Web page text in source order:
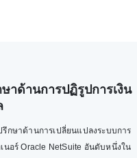
าด้านการปฏิรูปการเงิน
กษาด้านการเปลี่ยนแปลงระบบการ
นอร์ Oracle NetSuite อันดับหนึ่งใน